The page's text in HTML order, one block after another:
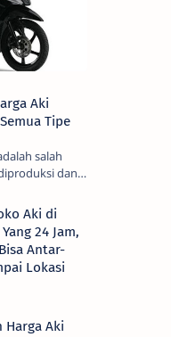
Aki
Tipe
dan
Aki di
24 Jam,
Antar-
Lokasi
Harga Aki